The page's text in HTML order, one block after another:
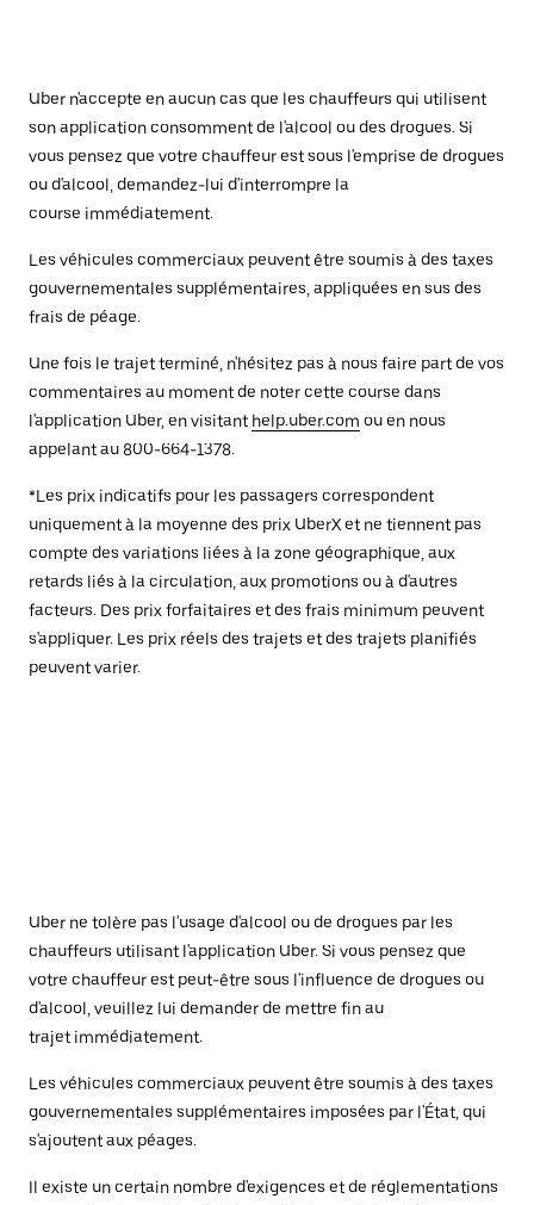
Uber n'accepte en aucun cas que les chauffeurs qui utilisent
son application consomment de l'alcool ou des drogues. Si
vous pensez que votre chauffeur est sous l'emprise de drogues
ou d'alcool, demandez-lui d'interrompre la
course immédiatement.
Les véhicules commerciaux peuvent être soumis à des taxes
gouvernementales supplémentaires, appliquées en sus des
frais de péage.
Une fois le trajet terminé, n'hésitez pas à nous faire part de vos
commentaires au moment de noter cette course dans
l'application Uber, en visitant help.uber.com ou en nous
appelant au 800-664-1378.
*Les prix indicatifs pour les passagers correspondent
uniquement à la moyenne des prix UberX et ne tiennent pas
compte des variations liées à la zone géographique, aux
retards liés à la circulation, aux promotions ou à d'autres
facteurs. Des prix forfaitaires et des frais minimum peuvent
s'appliquer. Les prix réels des trajets et des trajets planifiés
peuvent varier.
Uber ne tolère pas l'usage d'alcool ou de drogues par les
chauffeurs utilisant l'application Uber. Si vous pensez que
votre chauffeur est peut-être sous l'influence de drogues ou
d'alcool, veuillez lui demander de mettre fin au
trajet immédiatement.
Les véhicules commerciaux peuvent être soumis à des taxes
gouvernementales supplémentaires imposées par l'État, qui
s'ajoutent aux péages.
Il existe un certain nombre d'exigences et de réglementations